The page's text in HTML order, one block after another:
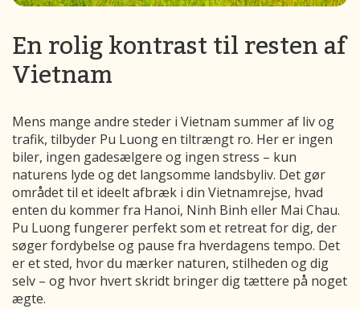
En rolig kontrast til resten af
Vietnam
Mens mange andre steder i Vietnam summer af liv og
trafik, tilbyder Pu Luong en tiltrængt ro. Her er ingen
biler, ingen gadesælgere og ingen stress – kun
naturens lyde og det langsomme landsbyliv. Det gør
området til et ideelt afbræk i din Vietnamrejse, hvad
enten du kommer fra Hanoi, Ninh Binh eller Mai Chau.
Pu Luong fungerer perfekt som et retreat for dig, der
søger fordybelse og pause fra hverdagens tempo. Det
er et sted, hvor du mærker naturen, stilheden og dig
selv – og hvor hvert skridt bringer dig tættere på noget
ægte.